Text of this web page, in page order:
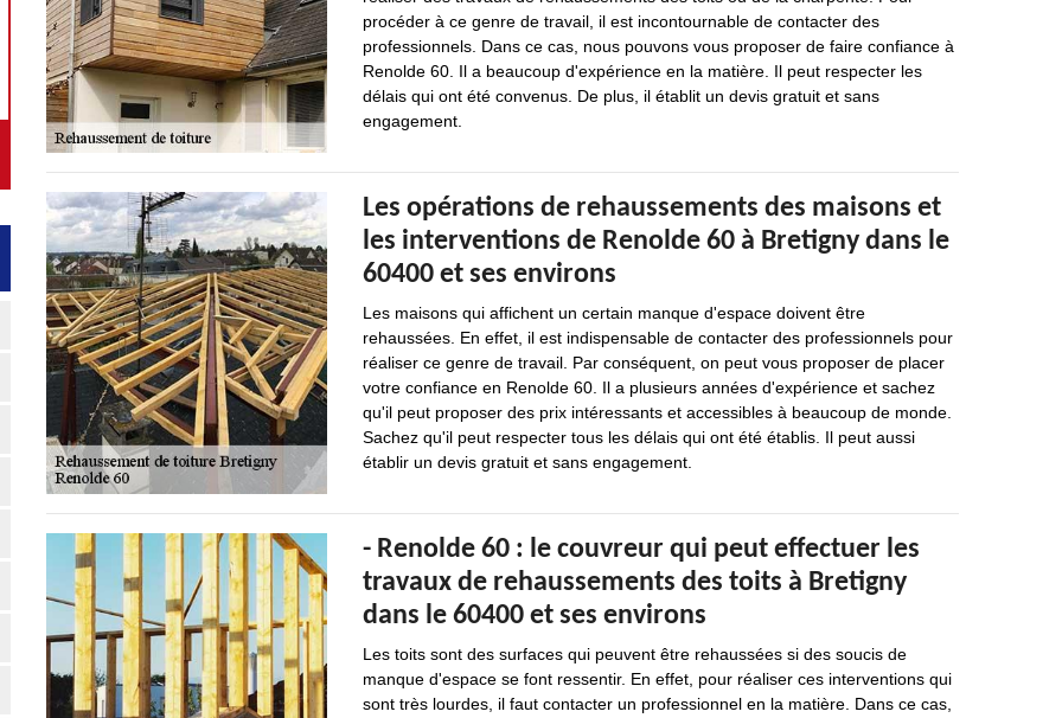
procéder à ce genre de travail, il est incontournable de contacter des
professionnels. Dans ce cas, nous pouvons vous proposer de faire confiance à
Renolde 60. Il a beaucoup d'expérience en la matière. Il peut respecter les
délais qui ont été convenus. De plus, il établit un devis gratuit et sans
engagement.
Les opérations de rehaussements des maisons et
les interventions de Renolde 60 à Bretigny dans le
60400 et ses environs
Les maisons qui affichent un certain manque d'espace doivent être
rehaussées. En effet, il est indispensable de contacter des professionnels pour
réaliser ce genre de travail. Par conséquent, on peut vous proposer de placer
votre confiance en Renolde 60. Il a plusieurs années d'expérience et sachez
qu'il peut proposer des prix intéressants et accessibles à beaucoup de monde.
Sachez qu'il peut respecter tous les délais qui ont été établis. Il peut aussi
établir un devis gratuit et sans engagement.
- Renolde 60 : le couvreur qui peut effectuer les
travaux de rehaussements des toits à Bretigny
dans le 60400 et ses environs
Les toits sont des surfaces qui peuvent être rehaussées si des soucis de
manque d'espace se font ressentir. En effet, pour réaliser ces interventions qui
sont très lourdes, il faut contacter un professionnel en la matière. Dans ce cas,